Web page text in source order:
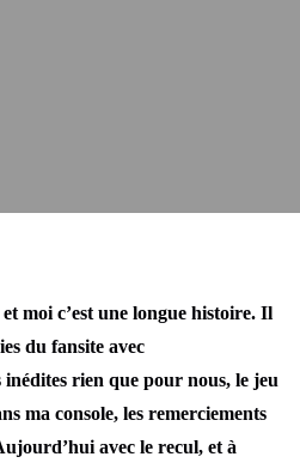
moi c’est une longue histoire. Il
du fansite avec
inédites rien que pour nous, le jeu
ma console, les remerciements
avec le recul, et à